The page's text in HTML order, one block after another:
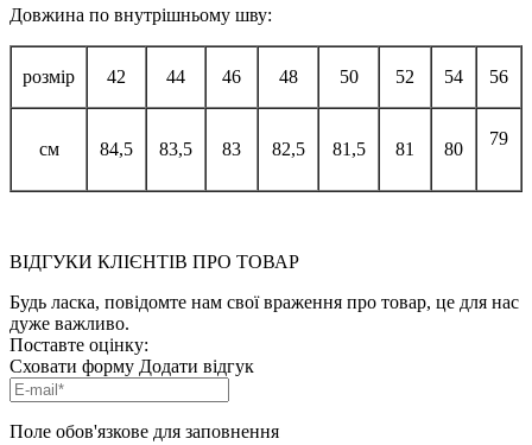
Довжина по внутрішньому шву:
розмір 42 44 46 48 50 52 54 56
см 84,5 83,5 83 82,5 81,5 81 80
79
ВІДГУКИ КЛІЄНТІВ ПРО ТОВАР
Будь ласка, повідомте нам свої враження про товар, це для нас
дуже важливо.
Поставте оцінку:
Сховати форму Додати відгук
Поле обов'язкове для заповнення